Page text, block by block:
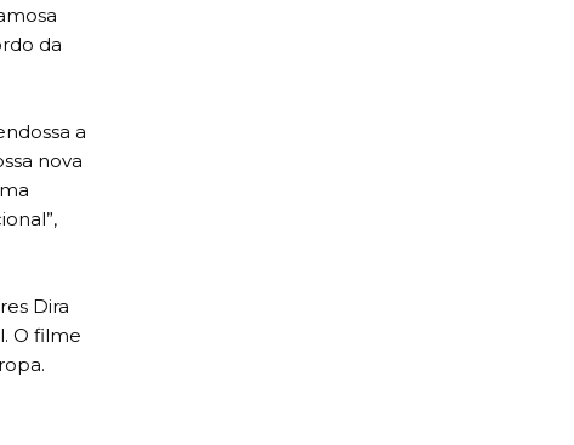
da
a
nova
Dira
O filme